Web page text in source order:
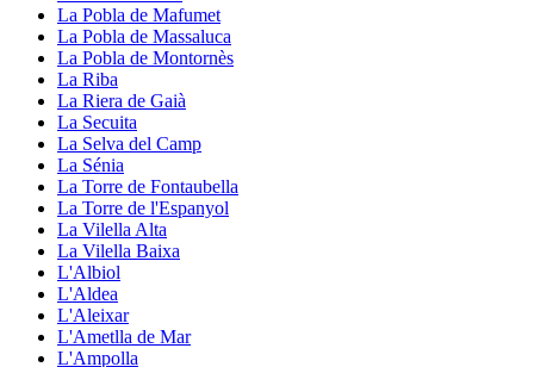
La Pobla de Mafumet
La Pobla de Massaluca
La Pobla de Montornès
La Riba
La Riera de Gaià
La Secuita
La Selva del Camp
La Sénia
La Torre de Fontaubella
La Torre de l'Espanyol
La Vilella Alta
La Vilella Baixa
L'Albiol
L'Aldea
L'Aleixar
L'Ametlla de Mar
L'Ampolla